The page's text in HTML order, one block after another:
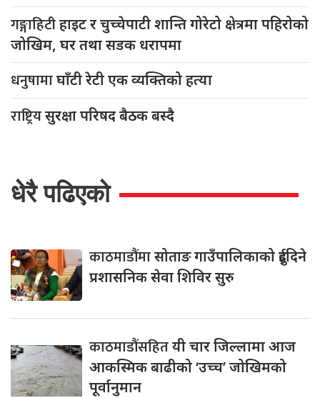
गङ्गाहिटीहाइट र चुच्चेपाटी शान्ति गोरेटो क्षेत्रमा पहिरोको
जोखिम, घर तथा सडक धरापमा
धनुषामाघाँटी रेटी एक व्यक्तिको हत्या
राष्ट्रियसुरक्षा परिषद बैठक बस्दै
धेरै पढिएको
काठमाडौंमासोताङ गाउँपालिकाको दुईदिने
प्रशासनिक सेवा शिविर सुरु
काठमाडौंसहितयी चार जिल्लामा आज
आकस्मिक बाढीको ‘उच्च’ जोखिमको
पूर्वानुमान